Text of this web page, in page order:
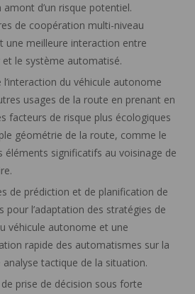
d’un risque potentiel.
de coopération multi-niveau
une meilleure interaction entre
et le système automatisé.
l’interaction du véhicule autonome
usages de la route en prenant en
facteurs de risque plus écologiques
géométrie de la route, comme le
éléments significatifs au voisinage de
de prédiction et de planification de
pour l’adaptation des stratégies de
véhicule autonome et une
rapide des automatismes sur la
analyse tactique de la situation.
prise de décision sous forte